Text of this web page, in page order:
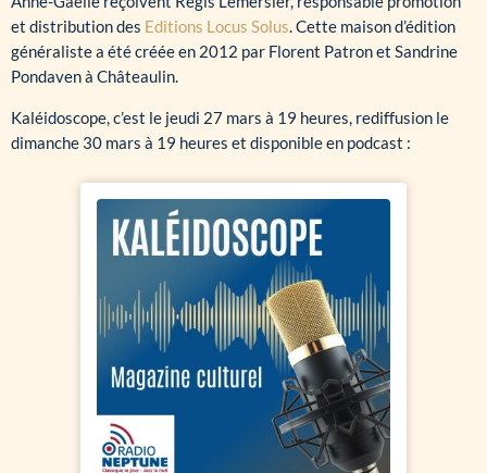
et distribution des Editions Locus Solus. Cette maison d’édition
généraliste a été créée en 2012 par Florent Patron et Sandrine
Pondaven à Châteaulin.
Kaléidoscope, c’est le jeudi 27 mars à 19 heures, rediffusion le
dimanche 30 mars à 19 heures et disponible en podcast :